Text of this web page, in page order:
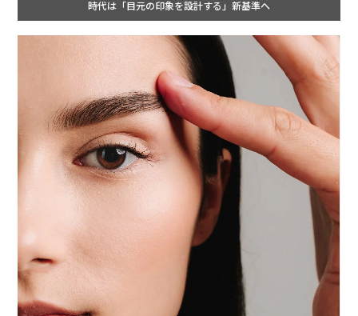
時代は「目元の印象を設計する」新基準へ